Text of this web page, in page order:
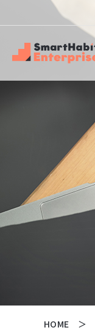
HOME